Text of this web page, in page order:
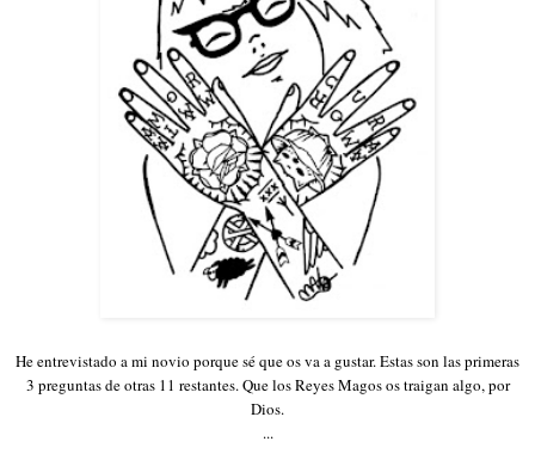
He entrevistado a mi novio porque sé que os va a gustar. Estas son las primeras
3 preguntas de otras 11 restantes. Que los Reyes Magos os traigan algo, por
Dios.
...